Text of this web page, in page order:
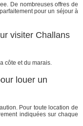
De nombreuses offres de
pour un séjour à
visiter Challans
côte et du marais.
louer un
Pour toute location de
indiquées sur chaque